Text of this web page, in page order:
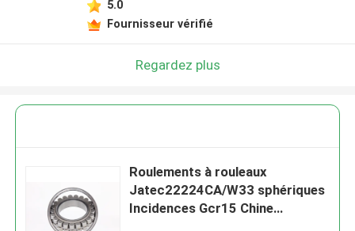
5.0
Fournisseur vérifié
Regardez plus
Roulements à rouleaux
Jatec22224CA/W33 sphériques
Incidences Gcr15 Chine